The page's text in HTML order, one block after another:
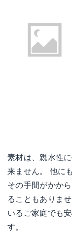
素材は、親水性
来ません。 他に
その手間がかか
ることもありま
いるご家庭でも
す。